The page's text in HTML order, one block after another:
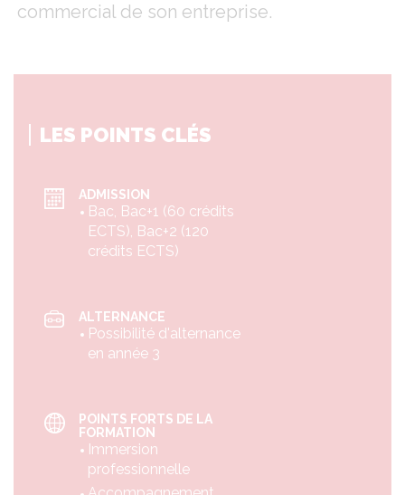
commercial de son entreprise.
LES POINTS CLÉS
ADMISSION
Bac, Bac+1 (60 crédits
ECTS), Bac+2 (120
crédits ECTS)
ALTERNANCE
Possibilité d'alternance
en année 3
POINTS FORTS DE LA
FORMATION
Immersion
professionnelle